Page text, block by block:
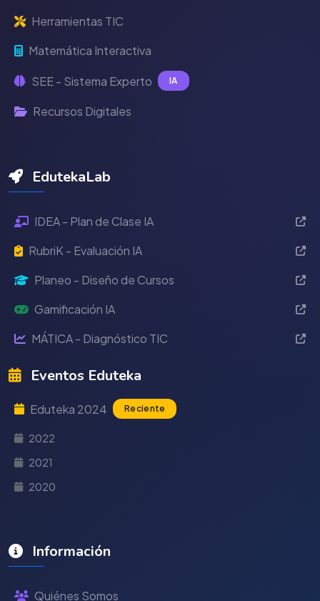
Herramientas TIC
Matemática Interactiva
SEE - Sistema Experto IA
Recursos Digitales
EdutekaLab
IDEA - Plan de Clase IA
RubriK - Evaluación IA
Planeo - Diseño de Cursos
Gamificación IA
MÁTICA - Diagnóstico TIC
Eventos Eduteka
Eduteka 2024 Reciente
2022
2021
2020
Información
Quiénes Somos